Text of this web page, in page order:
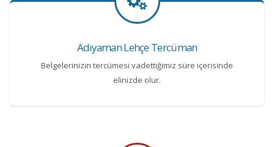
Adıyaman Lehçe Tercüman
Belgelerinizin tercümesi vadettiğimiz süre içerisinde
elinizde olur.